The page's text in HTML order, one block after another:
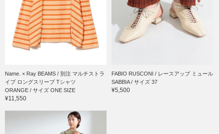
Name. × Ray BEAMS / 別注 マルチストラ
イプ ロングスリーブ Tシャツ
ORANGE / サイズ ONE SIZE
¥11,550
FABIO RUSCONI / レースアップ ミュール
SABBIA / サイズ 37
¥5,500